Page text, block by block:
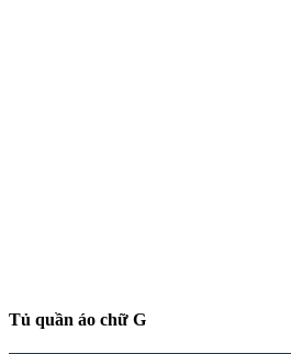
Tủ quần áo chữ G